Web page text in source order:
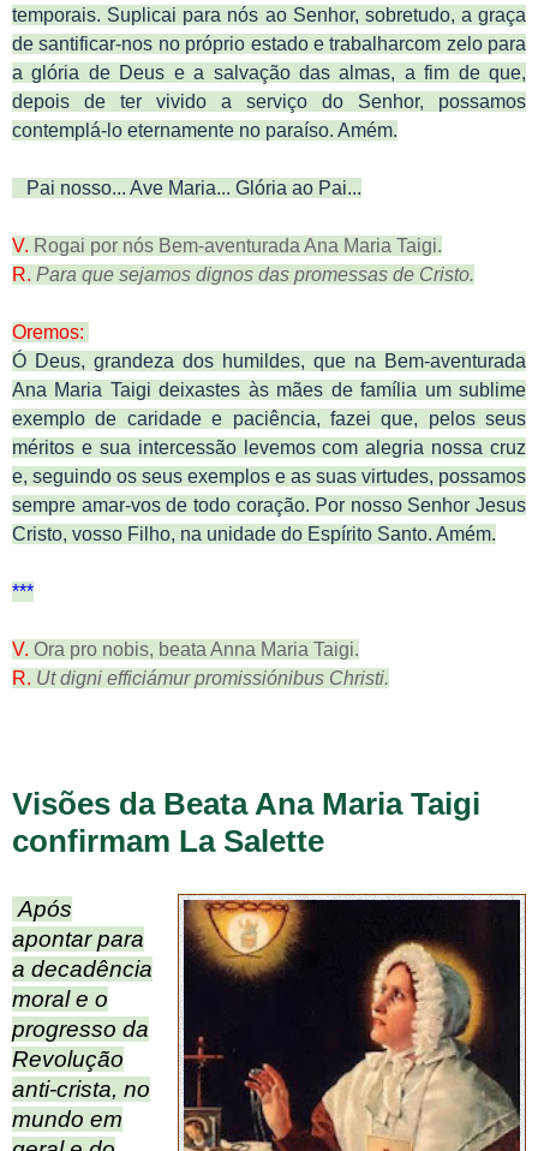
temporais. Suplicai para nós ao Senhor, sobretudo, a graça
de santificar-nos no próprio estado e trabalharcom zelo para
a glória de Deus e a salvação das almas, a fim de que,
depois de ter vivido a serviço do Senhor, possamos
contemplá-lo eternamente no paraíso. Amém.
Pai nosso... Ave Maria... Glória ao Pai...
V. Rogai por nós Bem-aventurada Ana Maria Taigi.
R. Para que sejamos dignos das promessas de Cristo.
Oremos:
Ó Deus, grandeza dos humildes, que na Bem-aventurada
Ana Maria Taigi deixastes às mães de família um sublime
exemplo de caridade e paciência, fazei que, pelos seus
méritos e sua intercessão levemos com alegria nossa cruz
e, seguindo os seus exemplos e as suas virtudes, possamos
sempre amar-vos de todo coração. Por nosso Senhor Jesus
Cristo, vosso Filho, na unidade do Espírito Santo. Amém.
***
V. Ora pro nobis, beata Anna Maria Taigi.
R. Ut digni efficiámur promissiónibus Christi.
Visões da Beata Ana Maria Taigi
confirmam La Salette
Após
apontar para
a decadência
moral e o
progresso da
Revolução
anti-crista, no
mundo em